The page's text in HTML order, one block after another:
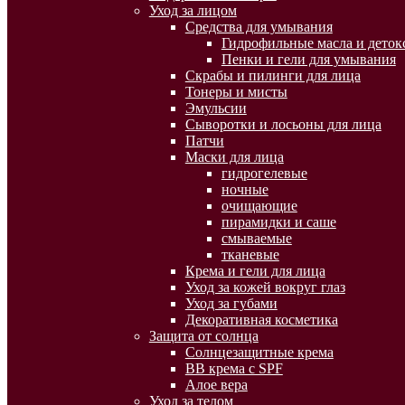
Уход за лицом
Средства для умывания
Гидрофильные масла и
Пенки и гели для умывания
Скрабы и пилинги для лица
Тонеры и мисты
Эмульсии
Сыворотки и лосьоны для лица
Патчи
Маски для лица
гидрогелевые
ночные
очищающие
пирамидки и саше
смываемые
тканевые
Крема и гели для лица
Уход за кожей вокруг глаз
Уход за губами
Декоративная косметика
Защита от солнца
Солнцезащитные крема
BB крема с SPF
Алое вера
Уход за телом